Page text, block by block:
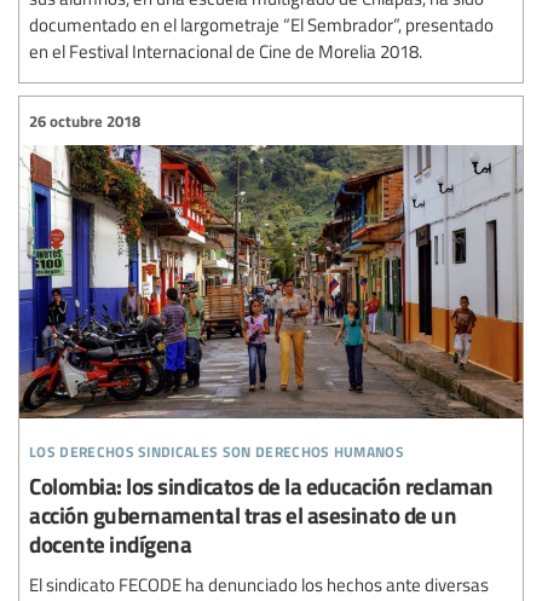
documentado en el largometraje “El Sembrador”, presentado
en el Festival Internacional de Cine de Morelia 2018.
los derechos sindicales son derechos humanos
26 octubre 2018
Colombia: los sindicatos de la educación reclaman
acción gubernamental tras el asesinato de un
docente indígena
El sindicato FECODE ha denunciado los hechos ante diversas